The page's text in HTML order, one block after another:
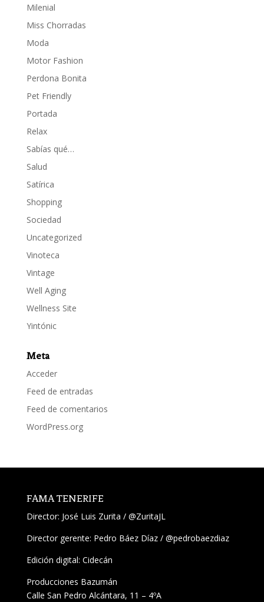
Milenial
Miss Chorradas
Moda
Motor Fashion
Perdona Bonita
Pet Friendly
Portada
Relax
Sabías qué…
Salud
Satírica
Shopping
Sociedad
Uncategorized
Vinoteca
Vintage
Well Aging
Wellness Site
Yintónic
Meta
Acceder
Feed de entradas
Feed de comentarios
WordPress.org
FAMA TENERIFE
Director: José Luis Zurita / @ZuritaJL
Director gerente: Pedro Báez Díaz / @pedrobaezdiaz
Edición digital: Cidecán
Producciones Bazumán
Calle San Pedro Alcántara, 11 – 4ºA